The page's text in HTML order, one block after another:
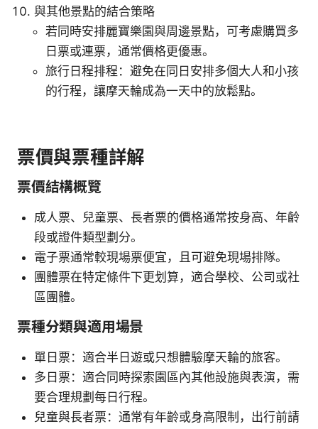
與其他景點的結合策略
若同時安排麗寶樂園與周邊景點，可考慮購買多
日票或連票，通常價格更優惠。
旅行日程排程：避免在同日安排多個大人和小孩
的行程，讓摩天輪成為一天中的放鬆點。
票價與票種詳解
票價結構概覽
成人票、兒童票、長者票的價格通常按身高、年齡
段或證件類型劃分。
電子票通常較現場票便宜，且可避免現場排隊。
團體票在特定條件下更划算，適合學校、公司或社
區團體。
票種分類與適用場景
單日票：適合半日遊或只想體驗摩天輪的旅客。
多日票：適合同時探索園區內其他設施與表演，需
要合理規劃每日行程。
兒童與長者票：通常有年齡或身高限制，出行前請